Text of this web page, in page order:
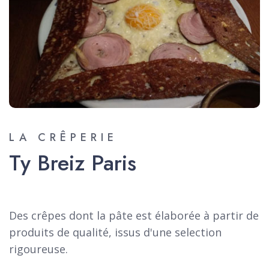
LA CRÊPERIE
Ty Breiz Paris
Des crêpes dont la pâte est élaborée à partir de
produits de qualité, issus d'une selection
rigoureuse.